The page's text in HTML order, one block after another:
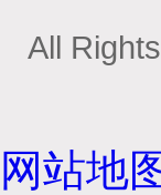
All
网站地